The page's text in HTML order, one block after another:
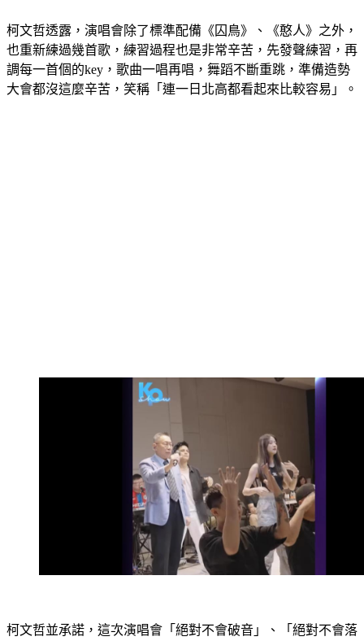
柯文哲透露，演唱會除了標準配備《囚鳥》、《憨人》之外，
也重新練過幾首歌，練習過程也是非常辛苦，先發聲練習，再
調每一首個的key，歌曲一唱再唱，舞蹈不斷重跳，準備造勢